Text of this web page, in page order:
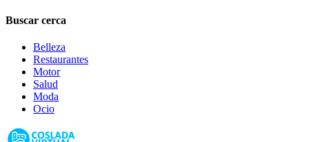
Buscar cerca
Belleza
Restaurantes
Motor
Salud
Moda
Ocio